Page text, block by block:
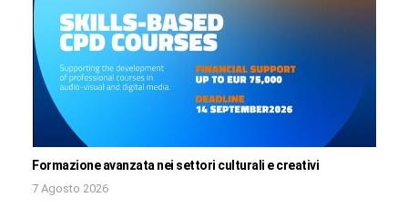
Formazione avanzata nei settori culturali e creativi
7 Agosto 2026